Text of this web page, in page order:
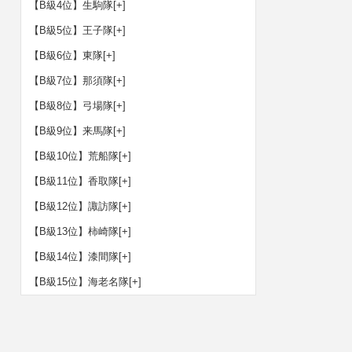
【B級4位】生駒隊[+]
【B級5位】王子隊[+]
【B級6位】東隊[+]
【B級7位】那須隊[+]
【B級8位】弓場隊[+]
【B級9位】来馬隊[+]
【B級10位】荒船隊[+]
【B級11位】香取隊[+]
【B級12位】諏訪隊[+]
【B級13位】柿崎隊[+]
【B級14位】漆間隊[+]
【B級15位】海老名隊[+]